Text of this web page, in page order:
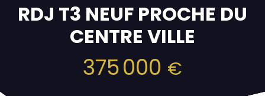
RDJ T3 NEUF PROCHE DU
CENTRE VILLE
375 000 €